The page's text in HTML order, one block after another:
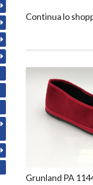
Continua lo
Grunland PA